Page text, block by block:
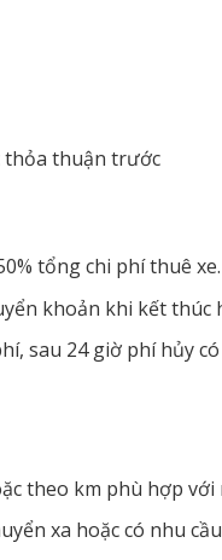
thỏa thuận trước
tổng chi phí thuê xe.
khoản khi kết thúc
sau 24 giờ phí hủy
theo km phù hợp với
xa hoặc có nhu